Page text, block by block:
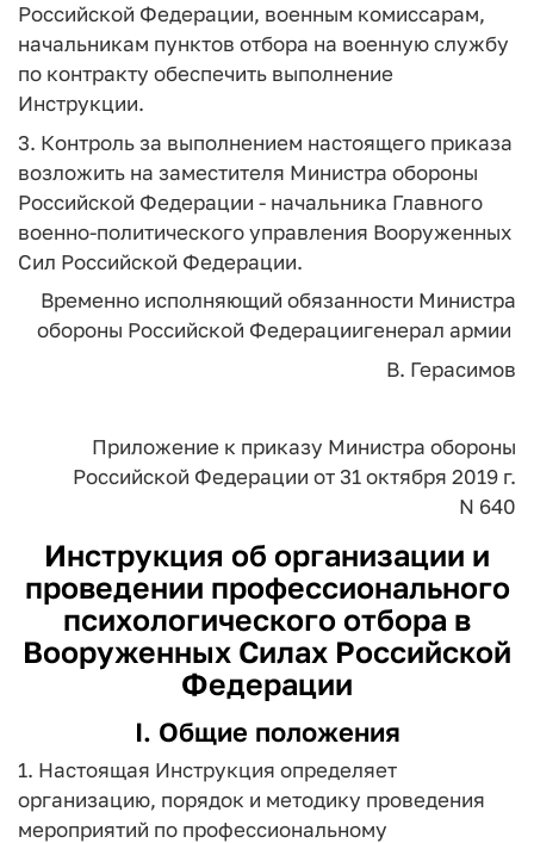
Российской Федерации, военным комиссарам,
начальникам пунктов отбора на военную службу
по контракту обеспечить выполнение
Инструкции.
3. Контроль за выполнением настоящего приказа
возложить на заместителя Министра обороны
Российской Федерации - начальника Главного
военно-политического управления Вооруженных
Сил Российской Федерации.
Временно исполняющий обязанности Министра
обороны Российской Федерациигенерал армии
В. Герасимов
Приложение к приказу Министра обороны
Российской Федерации от 31 октября 2019 г.
N 640
Инструкция об организации и
проведении профессионального
психологического отбора в
Вооруженных Силах Российской
Федерации
I. Общие положения
1. Настоящая Инструкция определяет
организацию, порядок и методику проведения
мероприятий по профессиональному